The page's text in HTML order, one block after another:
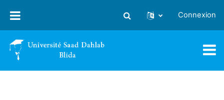
Activer/désactiver la saisie
Connexion